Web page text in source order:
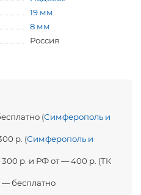
19 мм
8 мм
Россия
(Симферополь и
р. (Симферополь и
р. и РФ от — 400 р. (ТК
— бесплатно